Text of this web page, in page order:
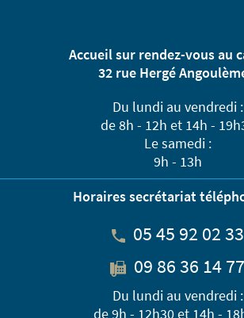
Accueil sur rendez-vous au
32 rue Hergé
Du lundi au vendredi :
de 8h - 12h et 14h -
Le samedi :
9h - 13h
Horaires secrétariat
05 45 92 02 33
09 86 36 14 77
Du lundi au vendredi :
de 9h - 12h30 et 14h -